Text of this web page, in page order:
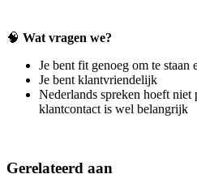
🧠 Wat vragen we?
Je bent fit genoeg om te staan
Je bent klantvriendelijk
Nederlands spreken hoeft niet
klantcontact is wel belangrijk
Gerelateerd aan